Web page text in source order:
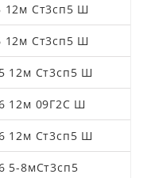
12м Ст3сп5 Ш
12м Ст3сп5 Ш
12м Ст3сп5 Ш
12м 09Г2С Ш
12м Ст3сп5 Ш
5-8мСт3сп5